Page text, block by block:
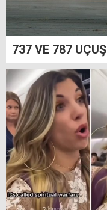
737 VE 787